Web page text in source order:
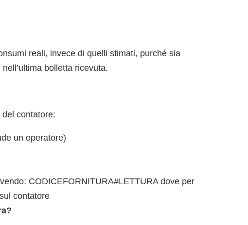
reali, invece di quelli stimati, purché sia
bolletta ricevuta.
del contatore:
un operatore)
CODICEFORNITURA#LETTURA dove per
contatore